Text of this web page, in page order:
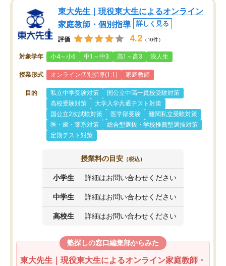
東大先生｜現役東大生によるオンライン
家庭教師・個別指導
詳しく見る
評価 4.2 （10件）
対象学年 小4～小6 中1～中3 高1～高3 浪人生
授業形式 オンライン個別指導(1:1) 家庭教師
目的 私立中学受験対策
国公立中高一貫校受験対策
高校受験対策
大学入学共通テスト対策
国公立2次試験対策
医学部受験
難関私立受験対策
医・歯・薬系対策
総合型選抜・学校推薦型選抜対策
定期テスト対策
授業料の目安 （税込）
小学生 詳細はお問い合わせください
中学生 詳細はお問い合わせください
高校生 詳細はお問い合わせください
塾探しの窓口編集部からみた
東大先生｜現役東大生によるオンライン家庭教師・